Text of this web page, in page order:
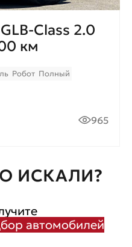
Class 2.0
км
Робот Полный
965
ИСКАЛИ?
автомобилей